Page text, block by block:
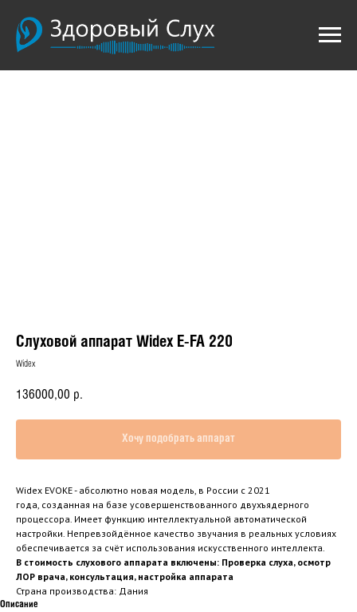
Слуховой аппарат Widex E-FA 220
Widex
136000,00 р.
Хочу подобрать аппарат
Widex EVOKE - абсолютно новая модель, в России с 2021
года, созданная на базе усовершенствованного двухъядерного
процессора. Имеет функцию интеллектуальной автоматической
настройки. Непревзойдённое качество звучания в реальных условиях
обеспечивается за счёт использования искусственного интеллекта.
В стоимость слухового аппарата включены: Проверка слуха, осмотр
ЛОР врача, консультация, настройка аппарата
Страна производства: Дания
Описание